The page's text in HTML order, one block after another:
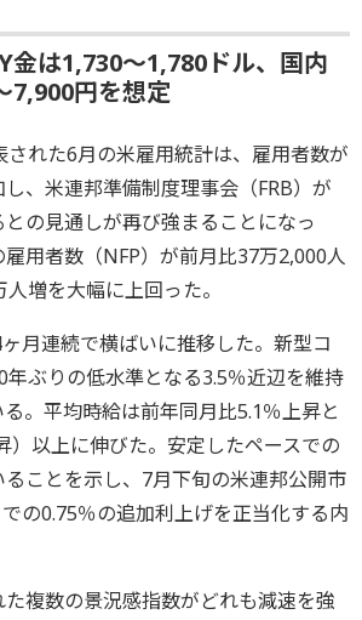
金は1,730～1,780ドル、国内
7,900円を想定
れた6月の米雇用統計は、雇用者数が
、米連邦準備制度理事会（FRB）が
の見通しが再び強まることになっ
用者数（NFP）が前月比37万2,000人
増を大幅に上回った。
月連続で横ばいに推移した。新型コ
年ぶりの低水準となる3.5％近辺を維持
。平均時給は前年同月比5.1％上昇と
）以上に伸びた。安定したペースでの
ことを示し、7月下旬の米連邦公開市
の0.75％の追加利上げを正当化する内
複数の景況感指数がどれも減速を強